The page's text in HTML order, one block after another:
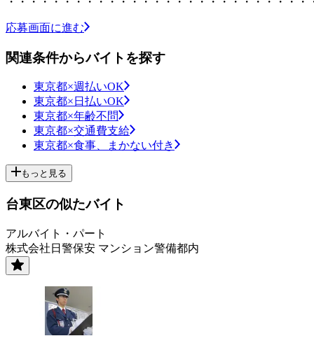
応募画面に進む
関連条件からバイトを探す
東京都×週払いOK
東京都×日払いOK
東京都×年齢不問
東京都×交通費支給
東京都×食事、まかない付き
もっと見る
台東区の似たバイト
アルバイト・パート
株式会社日警保安 マンション警備都内